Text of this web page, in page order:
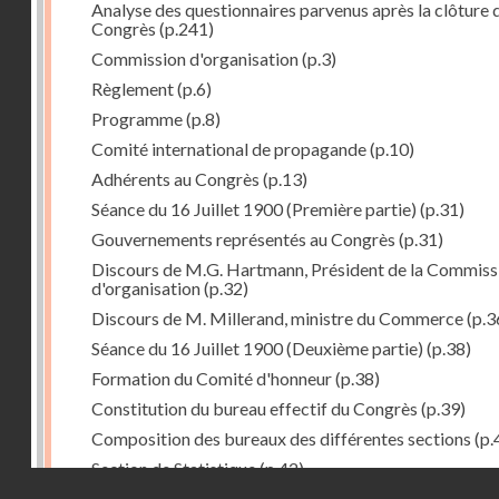
Analyse des questionnaires parvenus après la clôture
Congrès (p.241)
Commission d'organisation(p.3)
Règlement(p.6)
Programme(p.8)
Comité international de propagande(p.10)
Adhérents au Congrès (p.13)
Séance du 16 Juillet 1900 (Première partie) (p.31)
Gouvernements représentés au Congrès (p.31)
Discours de M.G. Hartmann, Président de la
d'organisation(p.32)
Discours de M. Millerand, ministre du Commerce
Séance du 16 Juillet 1900 (Deuxième partie) (p.38)
Formation du Comité d'honneur(p.38)
Constitution du bureau effectif du Congrès (p.39)
Composition des bureaux des différentes sections
Section de Statistique(p.42)